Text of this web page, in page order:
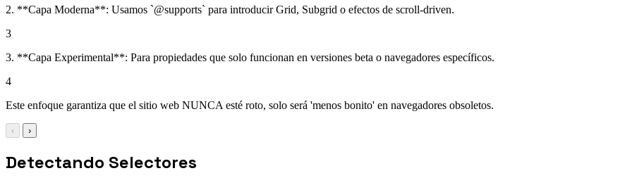
2. **Capa Moderna**: Usamos `@supports` para introducir Grid, Subgrid o efectos de scroll-driven.
3
3. **Capa Experimental**: Para propiedades que solo funcionan en versiones beta o navegadores específicos.
4
Este enfoque garantiza que el sitio web NUNCA esté roto, solo será 'menos bonito' en navegadores obsoletos.
‹ ›
Detectando Selectores